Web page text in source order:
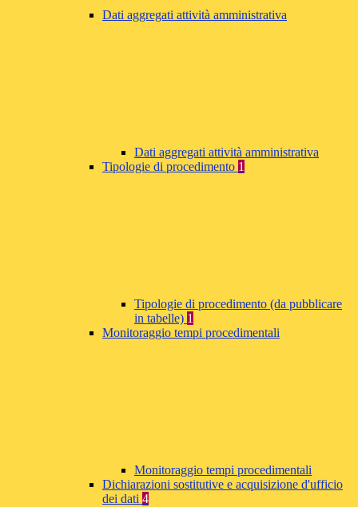
Dati aggregati attività amministrativa
Dati aggregati attività amministrativa
Tipologie di procedimento 1
Tipologie di procedimento (da pubblicare
in tabelle) 1
Monitoraggio tempi procedimentali
Monitoraggio tempi procedimentali
Dichiarazioni sostitutive e acquisizione d'ufficio
dei dati 4